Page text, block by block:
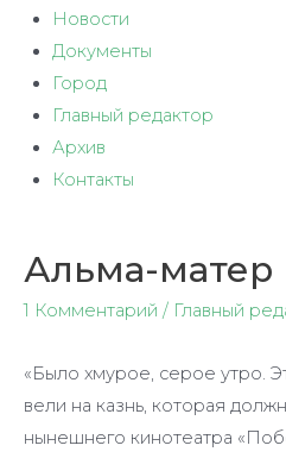
Новости
Документы
Город
Главный редактор
Архив
Контакты
Альма-матер
1 Комментарий / Главный
«Было хмурое, серое утро.
вели на казнь, которая
нынешнего кинотеатра